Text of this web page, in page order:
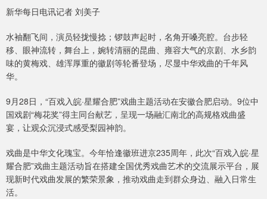
新华每日电讯记者 刘美子
水袖翻飞间，演员轻拢慢捻；锣鼓声起时，名角开嗓亮腔。台步轻
移、眼神流转，舞台上，婉转清丽的昆曲、雍容大气的京剧、水乡韵
味的黄梅戏、雄浑厚重的徽剧等轮番登场，尽显中华戏曲的千年风
华。
9月28日，“百戏入皖·星耀合肥”戏曲主题活动在安徽合肥启动。9位中
国戏剧“梅花奖”得主同台献艺，呈现一场融汇南北的高规格戏曲盛
宴，让观众沉浸式感受梨园神韵。
戏曲是中华文化瑰宝。今年恰逢徽班进京235周年，此次“百戏入皖·星
耀合肥”戏曲主题活动旨在搭建全国优秀戏曲艺术的交流展示平台，展
现新时代戏曲发展的繁荣景象，推动戏曲走到群众身边、融入日常生
活。